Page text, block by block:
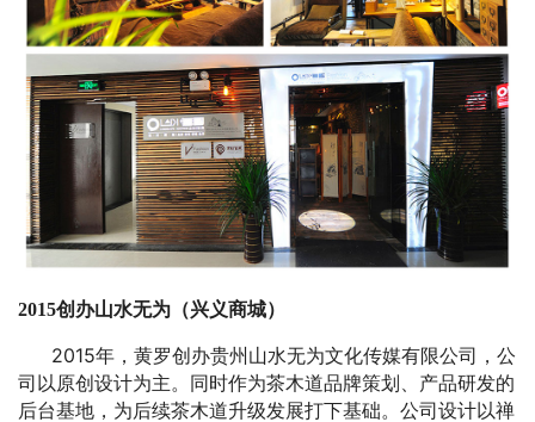
2015创办山水无为（兴义商城）
2015年，黄罗创办贵州山水无为文化传媒有限公司，公
司以原创设计为主。同时作为茶木道品牌策划、产品研发的
后台基地，为后续茶木道升级发展打下基础。公司设计以禅